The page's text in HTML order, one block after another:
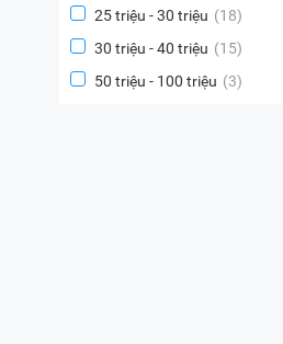
25 triệu - 30 triệu (18)
30 triệu - 40 triệu (15)
50 triệu - 100 triệu (3)